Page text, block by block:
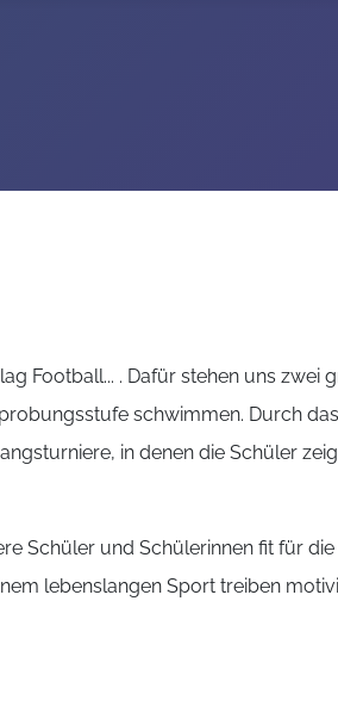
Football... . Dafür stehen uns zwei
schwimmen. Durch
in denen die Schüler
Schüler und Schülerinnen fit für
lebenslangen Sport treiben